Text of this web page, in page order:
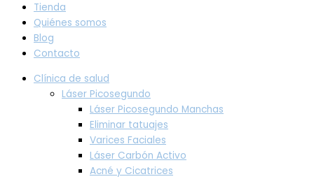
Tienda
Quiénes somos
Blog
Contacto
Clínica de salud
Láser Picosegundo
Láser Picosegundo Manchas
Eliminar tatuajes
Varices Faciales
Láser Carbón Activo
Acné y Cicatrices